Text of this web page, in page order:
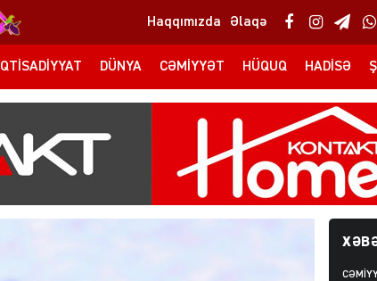
Haqqımızda Əlaqə
İQTISADIYYAT DÜNYA CƏMIYYƏT HÜQUQ HADISƏ